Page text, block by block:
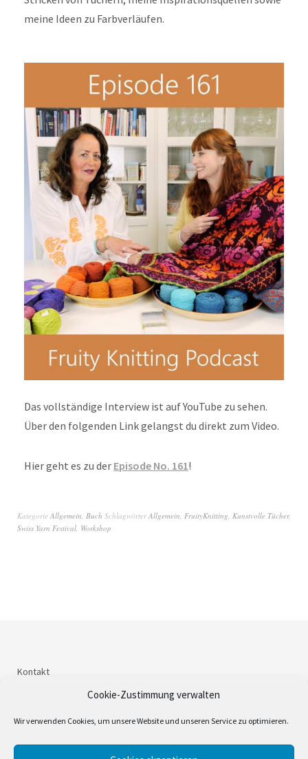
Cookie-Zustimmung verwalten
Wir verwenden Cookies, um unsere Website und unseren Service zu optimieren.
meine Ideen zu Farbverläufen.
Das vollständige Interview ist auf YouTube zu sehen.
Über den folgenden Link gelangst du direkt zum Video.
Hier geht es zu der Episode No. 161!
Kategorie Allgemein, Buch SchlagwörterAllgemein, FruityKnitting, Kunstvolle Tücher,
Swiss Yarn Festival, Workshop
Kontakt